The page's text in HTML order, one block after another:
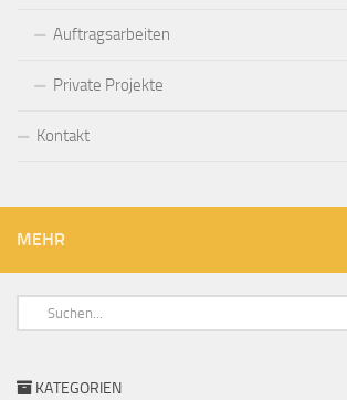
Auftragsarbeiten
Private Projekte
Kontakt
MEHR
KATEGORIEN